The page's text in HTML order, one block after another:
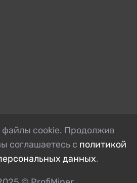
cookie. Продолжив
соглашаетесь с политикой
данных.